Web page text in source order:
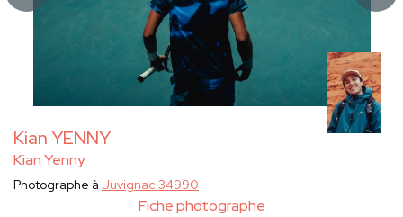
Kian YENNY
Kian Yenny
Fiche photographe
Photographe à Juvignac 34990